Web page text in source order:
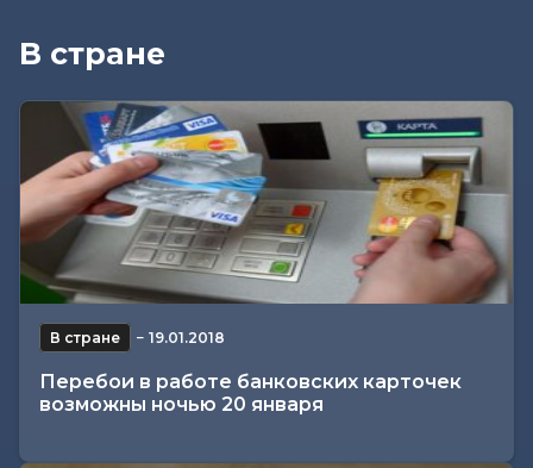
В стране
В стране − 19.01.2018
Перебои в работе банковских карточек
возможны ночью 20 января